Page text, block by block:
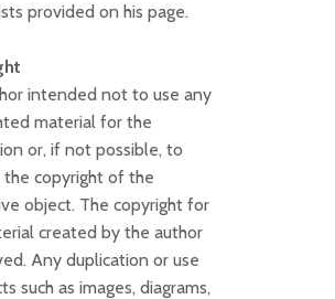
provided on his page.
intended not to use any
material for the
or, if not possible, to
the copyright of the
object. The copyright for
created by the author
Any duplication or use
such as images, diagrams,